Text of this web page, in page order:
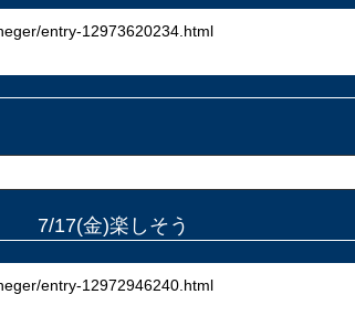
entry-12973620234.html
7/17(金)楽しそう
entry-12972946240.html